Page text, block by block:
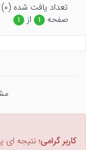
تعداد يافت شده (۰)
صفحه
۱ از ۱
کاربر گرامی؛ نتیجه ای